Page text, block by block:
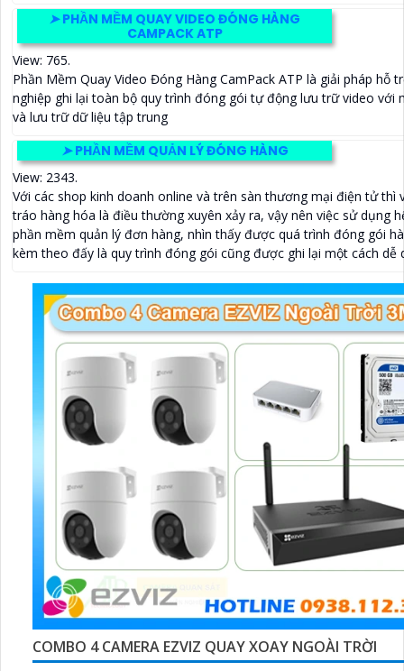
➤PHẦN MỀM QUAY VIDEO ĐÓNG HÀNG
CAMPACK ATP
View: 765.
Phần Mềm Quay Video Đóng Hàng CamPack ATP là giải pháp hỗ
nghiệp ghi lại toàn bộ quy trình đóng gói tự động lưu trữ video với
và lưu trữ dữ liệu tập trung
➤PHẦN MỀM QUẢN LÝ ĐÓNG HÀNG
View: 2343.
Với các shop kinh doanh online và trên sàn thương mại điện tử thì
tráo hàng hóa là điều thường xuyên xảy ra, vậy nên việc sử dụng
phần mềm quản lý đơn hàng, nhìn thấy được quá trình đóng gói
kèm theo đấy là quy trình đóng gói cũng được ghi lại một cách dễ
COMBO 4 CAMERA EZVIZ QUAY XOAY NGOÀI TRỜI